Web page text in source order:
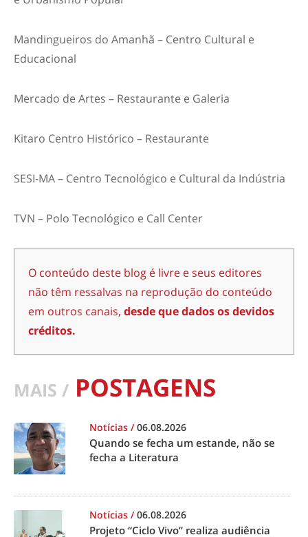
Mandingueiros do Amanhã – Centro Cultural e
Educacional
Mercado de Artes – Restaurante e Galeria
Kitaro Centro Histórico – Restaurante
SESI-MA – Centro Tecnológico e Cultural da Indústria
TVN – Polo Tecnológico e Call Center
O conteúdo deste blog é livre e seus editores
não têm ressalvas na reprodução do conteúdo
em outros canais, desde que dados os devidos
créditos.
MAIS / POSTAGENS
Notícias /06.08.2026
Quando se fecha um estande, não se
fecha a Literatura
Notícias /06.08.2026
Projeto “Ciclo Vivo” realiza audiência